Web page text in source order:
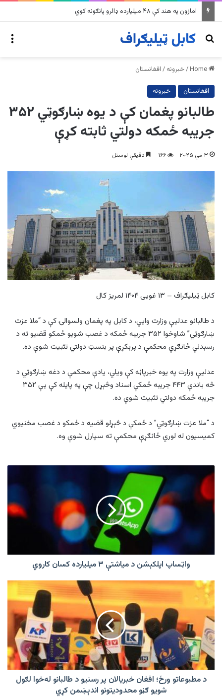
په وینزویلا کې زورورو زلزلو پراخ زیانونه اړولي
Search for
/خبرونه / افغانستان
افغانستان خبرونه
طالبانو پغمان کې د یوه ښارګوټي ۳۵۲
جریبه ځمکه دولتي ثابته کړې
۳ مې ۲۰۲۵ ۱۶۶ دقیقې لوستل
کابل ټیلیګراف – ۱۳ غویی ۱۴۰۴ لمریز کال
د طالبانو عدليې وزارت وايي، د کابل په پغمان ولسوالۍ کې د “ملا عزت
ښارګوټي” شاوخوا ۳۵۲ جریبه ځمکه د غصب شویو ځمکو قضیو ته د
رسېدنې ځانګړې محکمې د پرېکړې پر بنسټ دولتي تثبیت شوې ده.
عدلیې وزارت په یوه خبرپاڼه کې ویلي، یادې محکمې د دغه ښارګوټي د
څه باندې ۴۴۳ جریبه ځمکې اسناد وڅېړل چې په پایله کې یې ۳۵۲
جریبه ځمکه دولتي تثبیت شوې ده.
د “ملا عزت ښارګوټي” د ځمکې د څېړلو قضیه د ځمکو د غصب مخنیوي
کمیسیون له لوري ځانګړې محکمې ته سپارل شوې وه.
واټساپ
اپلکېشن
میاشتې
۳
واټساپ اپلکېشن د میاشتې ۳ میلیارده کسان کاروي
د
مطبوعاتو
ورځ؛
افغان
خبریالان
پر
رسنیو
د
طالبانو
له‌خواد مطبوعاتو ورځ؛ افغان خبریالان پر رسنیو د طالبانو له‌خوا لګول
شویو ګڼو محدودیتونو اندېښمن کړي